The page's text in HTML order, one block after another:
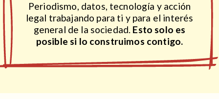
Periodismo, datos, tecnología y acción
legal trabajando para ti y para el interés
general de la sociedad. Esto solo es
posible si lo construimos contigo.